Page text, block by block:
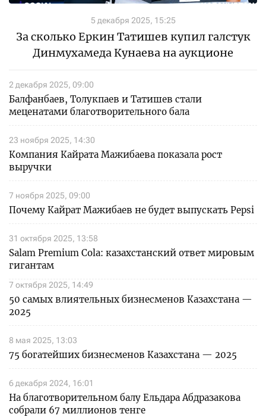
5 декабря 2025, 15:25
За сколько Еркин Татишев купил галстук
Динмухамеда Кунаева на аукционе
2 декабря 2025, 09:00
Балфанбаев, Толукпаев и Татишев стали
меценатами благотворительного бала
23 ноября 2025, 14:30
Компания Кайрата Мажибаева показала рост
выручки
7 ноября 2025, 09:00
Почему Кайрат Мажибаев не будет выпускать Pepsi
31 октября 2025, 13:58
Salam Premium Cola: казахстанский ответ мировым
гигантам
7 октября 2025, 14:49
50 самых влиятельных бизнесменов Казахстана —
2025
8 мая 2025, 13:03
75 богатейших бизнесменов Казахстана — 2025
6 декабря 2024, 16:01
На благотворительном балу Ельдара Абдразакова
собрали 67 миллионов тенге